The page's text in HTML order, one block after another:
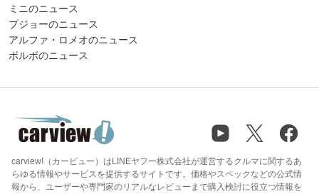
ミニのニュース
プジョーのニュース
アルファ・ロメオのニュース
ボルボのニュース
carview!（カービュー）はLINEヤフー株式会社が運営するクルマに関するあ
らゆる情報やサービスを提供するサイトです。価格やスペックなどの公式情
報から、ユーザーや専門家のリアルなレビューまで購入検討に役立つ情報を